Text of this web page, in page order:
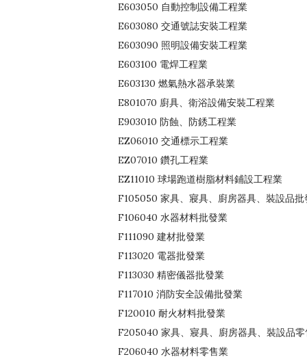
E603050 自動控制設備工程業
E603080 交通號誌安裝工程業
E603090 照明設備安裝工程業
E603100 電焊工程業
E603130 燃氣熱水器承裝業
E801070 廚具、衛浴設備安裝工程業
E903010 防蝕、防銹工程業
EZ06010 交通標示工程業
EZ07010 鑽孔工程業
EZ11010 球場跑道樹脂材料鋪設工程業
F105050 家具、寢具、廚房器具、裝設品批
F106040 水器材料批發業
F111090 建材批發業
F113020 電器批發業
F113030 精密儀器批發業
F117010 消防安全設備批發業
F120010 耐火材料批發業
F205040 家具、寢具、廚房器具、裝設品零
F206040 水器材料零售業